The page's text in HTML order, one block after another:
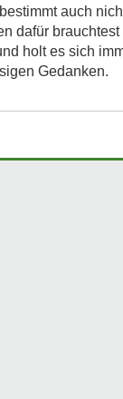
auch
dafür
holt es sich
Gedanken.